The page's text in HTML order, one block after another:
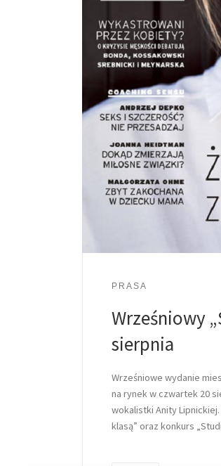
PRASA
Wrześniowy
sierpnia
Wrześniowe wydanie
na rynek w czwartek 20
wokalistki Anity
klasą” oraz konkurs